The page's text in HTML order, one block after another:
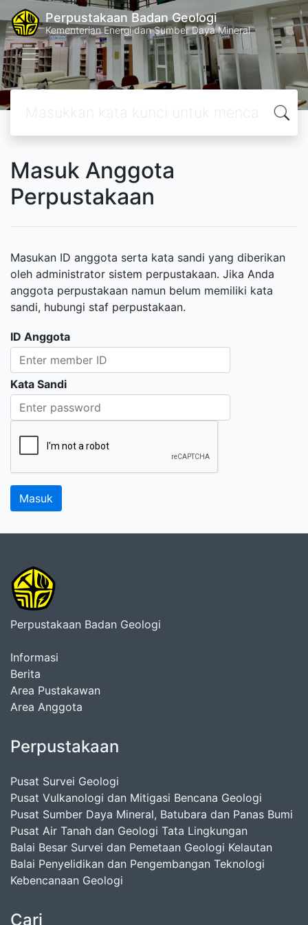
Perpustakaan Badan Geologi
Kementerian Energi dan Sumber Daya Mineral
Masuk Anggota
Perpustakaan
Masukan ID anggota serta kata sandi yang diberikan
oleh administrator sistem perpustakaan. Jika Anda
anggota perpustakaan namun belum memiliki kata
sandi, hubungi staf perpustakaan.
ID Anggota
Kata Sandi
Perpustakaan Badan Geologi
Informasi
Berita
Area Pustakawan
Area Anggota
Perpustakaan
Pusat Survei Geologi
Pusat Vulkanologi dan Mitigasi Bencana Geologi
Pusat Sumber Daya Mineral, Batubara dan Panas Bumi
Pusat Air Tanah dan Geologi Tata Lingkungan
Balai Besar Survei dan Pemetaan Geologi Kelautan
Balai Penyelidikan dan Pengembangan Teknologi
Kebencanaan Geologi
Cari